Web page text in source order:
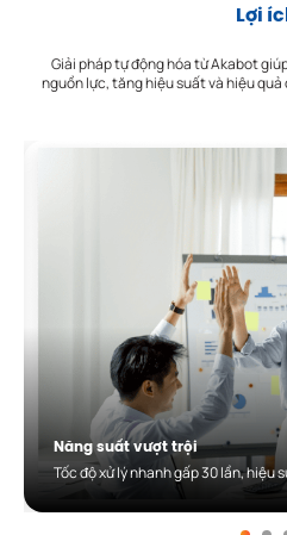
Lợi
Giải pháp tự động hóa từ Akabot
nguồn lực, tăng hiệu suất và hiệu
Năng suất vượt trội
Tốc độ xử lý nhanh gấp 30 lần, hiệu